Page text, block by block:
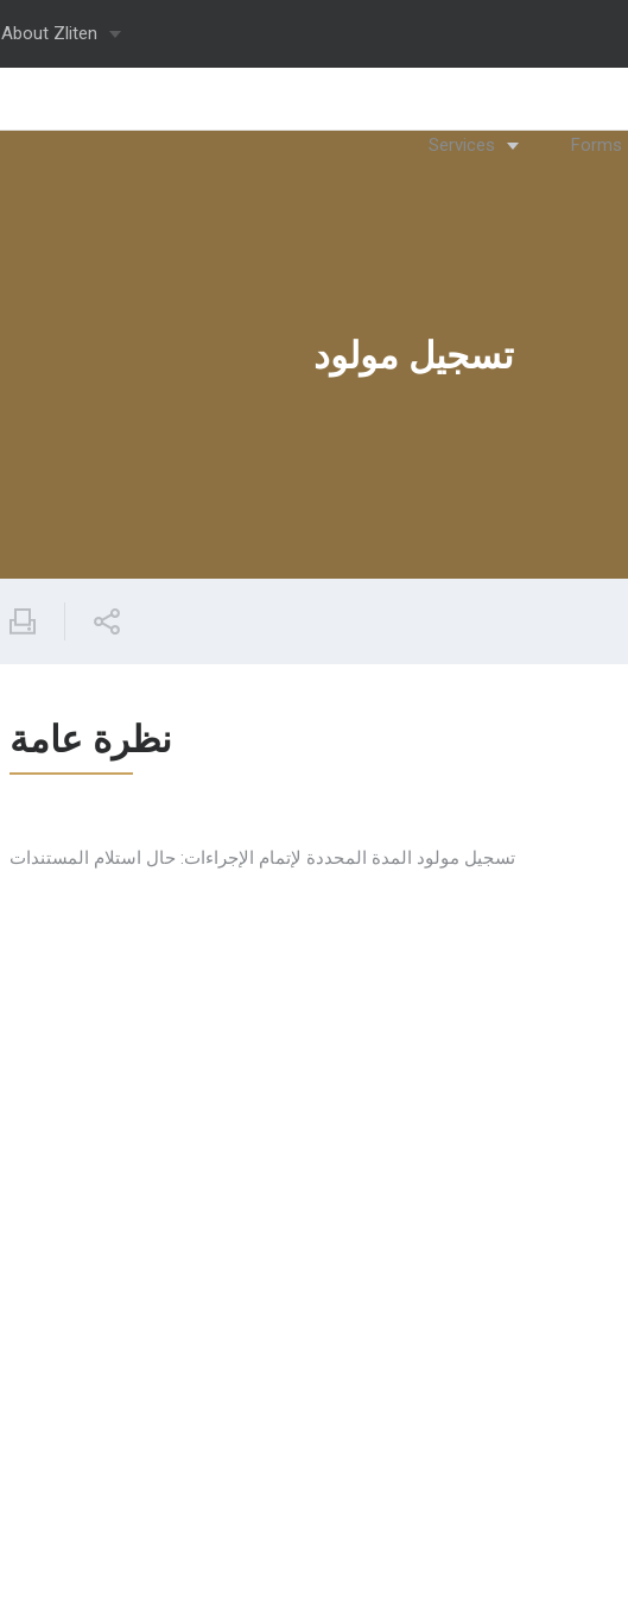
About Zliten
Services Forms
تسجيل مولود
نظرة عامة
تسجيل مولود المدة المحددة لإتمام الإجراءات: حال استلام المستندات